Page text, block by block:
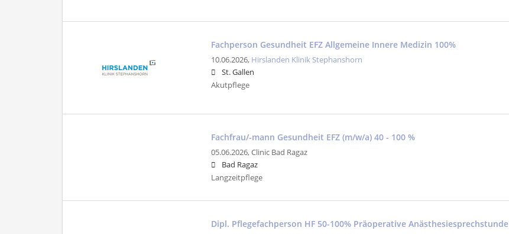
Fachperson Gesundheit EFZ Allgemeine Innere Medizin 100%
10.06.2026, Hirslanden Klinik Stephanshorn
St. Gallen
Akutpflege
Fachfrau/-mann Gesundheit EFZ (m/w/a) 40 - 100 %
05.06.2026,Clinic Bad Ragaz
Bad Ragaz
Langzeitpflege
Dipl. Pflegefachperson HF 50-100% Präoperative Anästhesiesprechstunde